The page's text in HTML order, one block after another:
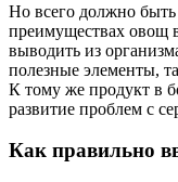
Но всего должно
преимуществах овощ
выводить из
полезные элементы,
К тому же продукт в
развитие проблем с
Как правильно